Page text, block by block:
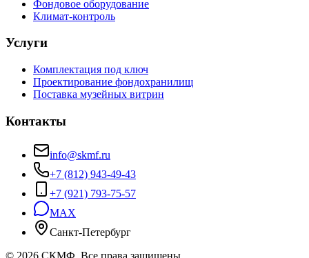
Фондовое оборудование
Климат-контроль
Услуги
Комплектация под ключ
Проектирование фондохранилищ
Поставка музейных витрин
Контакты
info@skmf.ru
+7 (812) 943-49-43
+7 (921) 793-75-57
MAX
Санкт-Петербург
© 2026 СКМФ. Все права защищены.